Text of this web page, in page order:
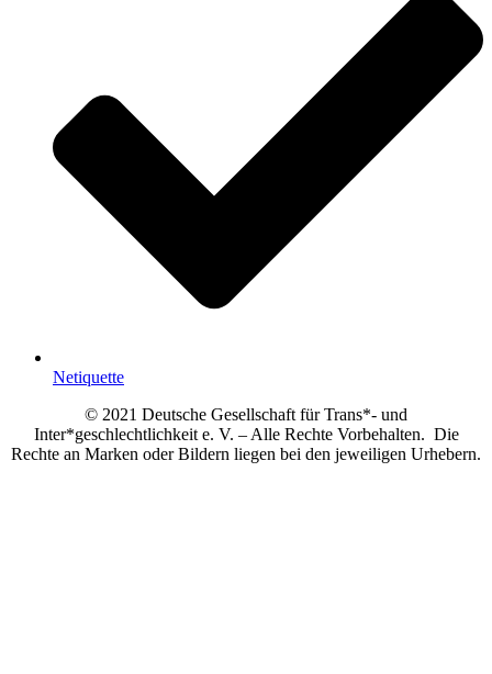
Netiquette
© 2021 Deutsche Gesellschaft für Trans*- und
Inter*geschlechtlichkeit e. V. – Alle Rechte Vorbehalten. Die
Rechte an Marken oder Bildern liegen bei den jeweiligen Urhebern.